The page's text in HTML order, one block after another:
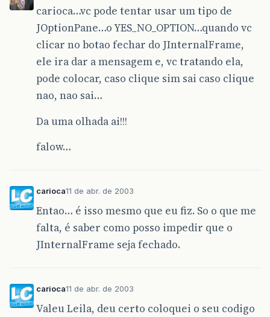
carioca…vc pode tentar usar um tipo de
JOptionPane…o YES_NO_OPTION…quando vc
clicar no botao fechar do JInternalFrame,
ele ira dar a mensagem e, vc tratando ela,
pode colocar, caso clique sim sai caso clique
nao, nao sai…
Da uma olhada ai!!!
falow…
carioca11 de abr. de 2003
Entao… é isso mesmo que eu fiz. So o que me
falta, é saber como posso impedir que o
JInternalFrame seja fechado.
carioca11 de abr. de 2003
Valeu Leila, deu certo coloquei o seu codigo